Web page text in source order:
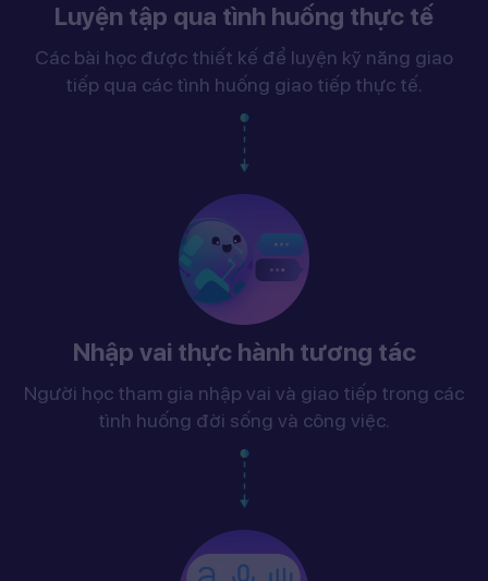
Luyện tập qua tình huống thực tế
Các bài học được thiết kế để luyện kỹ năng giao
tiếp qua các tình huống giao tiếp thực tế.
Nhập vai thực hành tương tác
Người học tham gia nhập vai và giao tiếp trong các
tình huống đời sống và công việc.